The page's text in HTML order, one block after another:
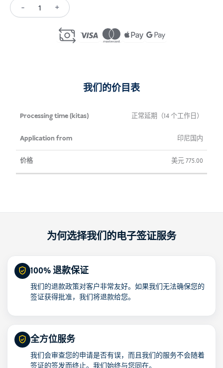
-
Retirement
+
我们的价目表
加工
（千
塔）
申
来
价
正常延期（14 个工作日）
印尼国内
美元775.00
为何选择我们的电子签证服务
100% 退款保证
我们的退款政策对客户非常友好。如果我们无法确保您的
签证获得批准，我们将退款给您。
全方位服务
我们会审查您的申请是否有误，而且我们的服务不会随着